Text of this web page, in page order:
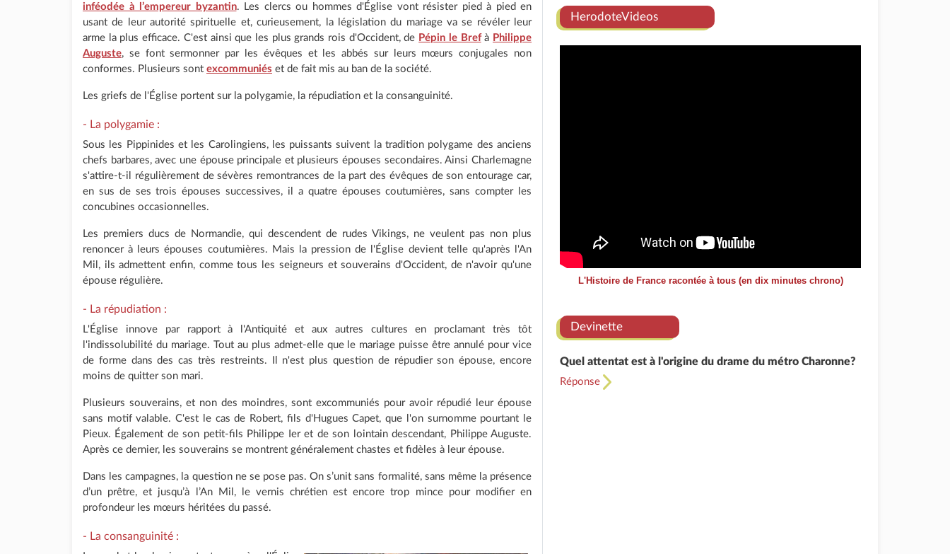
inféodée à l’empereur byzantin. Les clercs ou hommes d'Église vont résister pied à pied en
usant de leur autorité spirituelle et, curieusement, la législation du mariage va se révéler leur
arme la plus efficace. C'est ainsi que les plus grands rois d'Occident, de Pépin le Brefà Philippe
Auguste, se font sermonner par les évêques et les abbés sur leurs mœurs conjugales non
conformes. Plusieurs sont excommuniés et de fait mis au ban de la société.
Les griefs de l'Église portent sur la polygamie, la répudiation et la consanguinité.
- La polygamie :
Sous les Pippinides et les Carolingiens, les puissants suivent la tradition polygame des anciens
chefs barbares, avec une épouse principale et plusieurs épouses secondaires. Ainsi Charlemagne
s'attire-t-il régulièrement de sévères remontrances de la part des évêques de son entourage car,
en sus de ses trois épouses successives, il a quatre épouses coutumières, sans compter les
concubines occasionnelles.
Les premiers ducs de Normandie, qui descendent de rudes Vikings, ne veulent pas non plus
renoncer à leurs épouses coutumières. Mais la pression de l'Église devient telle qu'après l'An
Mil, ils admettent enfin, comme tous les seigneurs et souverains d'Occident, de n'avoir qu'une
épouse régulière.
- La répudiation :
L'Église innove par rapport à l'Antiquité et aux autres cultures en proclamant très tôt
l'indissolubilité du mariage. Tout au plus admet-elle que le mariage puisse être annulé pour vice
de forme dans des cas très restreints. Il n'est plus question de répudier son épouse, encore
moins de quitter son mari.
Plusieurs souverains, et non des moindres, sont excommuniés pour avoir répudié leur épouse
sans motif valable. C'est le cas de Robert, fils d'Hugues Capet, que l'on surnomme pourtant le
Pieux. Également de son petit-fils Philippe Ier et de son lointain descendant, Philippe Auguste.
Après ce dernier, les souverains se montrent généralement chastes et fidèles à leur épouse.
Dans les campagnes, la question ne se pose pas. On s’unit sans formalité, sans même la présence
d’un prêtre, et jusqu’à l’An Mil, le vernis chrétien est encore trop mince pour modifier en
profondeur les mœurs héritées du passé.
- La consanguinité :
HerodoteVideos
L'Histoire de France racontée à tous (en dix minutes chrono)
Devinette
Quel attentat est à l'origine du drame du métro Charonne?
Réponse